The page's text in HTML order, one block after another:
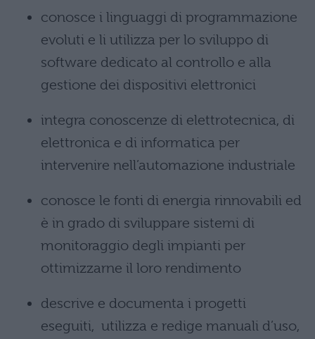
conosce i linguaggi di programmazione
evoluti e li utilizza per lo sviluppo di
software dedicato al controllo e alla
gestione dei dispositivi elettronici
integra conoscenze di elettrotecnica, di
elettronica e di informatica per
intervenire nell’automazione industriale
conosce le fonti di energia rinnovabili ed
è in grado di sviluppare sistemi di
monitoraggio degli impianti per
ottimizzarne il loro rendimento
descrive e documenta i progetti
eseguiti, utilizza e redige manuali d’uso,